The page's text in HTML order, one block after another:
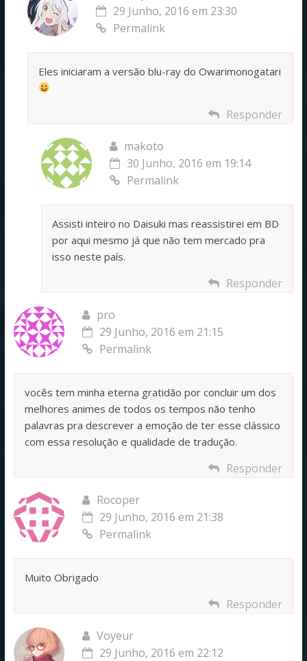
29 Junho, 2016 em 23:30
Permalink
Eles iniciaram a versão blu-ray do Owarimonogatari
Responder
makoto
30 Junho, 2016 em 19:14
Permalink
Assisti inteiro no Daisuki mas reassistirei em BD
por aqui mesmo já que não tem mercado pra
isso neste país.
Responder
pro
29 Junho, 2016 em 21:15
Permalink
vocês tem minha eterna gratidão por concluir um dos
melhores animes de todos os tempos não tenho
palavras pra descrever a emoção de ter esse clássico
com essa resolução e qualidade de tradução.
Responder
Rocoper
29 Junho, 2016 em 21:38
Permalink
Muito Obrigado
Responder
Voyeur
29 Junho, 2016 em 22:12